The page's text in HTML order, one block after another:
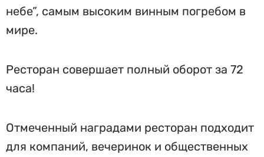
небе”, самым высоким винным погребом в
мире.
Ресторан совершает полный оборот за 72
часа!
Отмеченный наградами ресторан подходит
для компаний, вечеринок и общественных